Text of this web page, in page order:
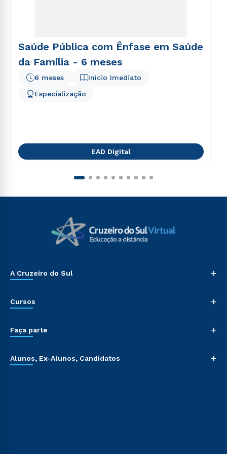
Saúde Pública com Ênfase em Saúde
da Família - 6 meses
Início Imediato
6 meses
Especialização
EAD Digital
A Cruzeiro do Sul +
Cursos +
Faça parte +
Alunos, Ex-Alunos, Candidatos +